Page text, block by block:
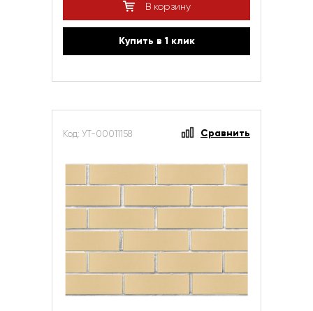
В корзину
Купить в 1 клик
Код: УТ-00011158 Сравнить